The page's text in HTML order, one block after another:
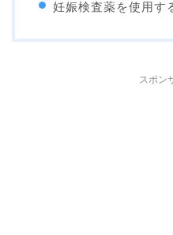
妊娠検査薬を使用す
スポン